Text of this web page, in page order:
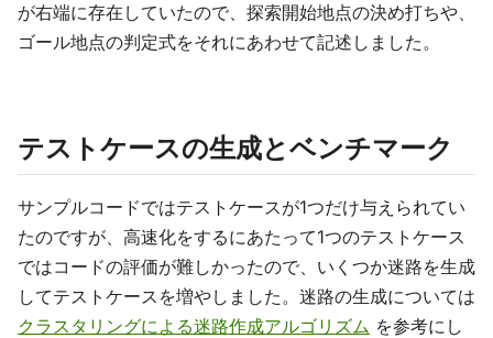
が右端に存在していたので、探索開始地点の決め打ちや、
ゴール地点の判定式をそれにあわせて記述しました。
テストケースの生成とベンチマーク
サンプルコードではテストケースが1つだけ与えられてい
たのですが、高速化をするにあたって1つのテストケース
ではコードの評価が難しかったので、いくつか迷路を生成
してテストケースを増やしました。迷路の生成については
クラスタリングによる迷路作成アルゴリズム を参考にし